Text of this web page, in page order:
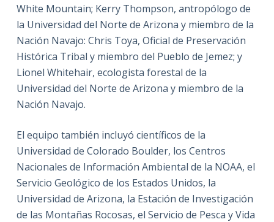
White Mountain; Kerry Thompson, antropólogo de
la Universidad del Norte de Arizona y miembro de la
Nación Navajo: Chris Toya, Oficial de Preservación
Histórica Tribal y miembro del Pueblo de Jemez; y
Lionel Whitehair, ecologista forestal de la
Universidad del Norte de Arizona y miembro de la
Nación Navajo.
El equipo también incluyó científicos de la
Universidad de Colorado Boulder, los Centros
Nacionales de Información Ambiental de la NOAA, el
Servicio Geológico de los Estados Unidos, la
Universidad de Arizona, la Estación de Investigación
de las Montañas Rocosas, el Servicio de Pesca y Vida